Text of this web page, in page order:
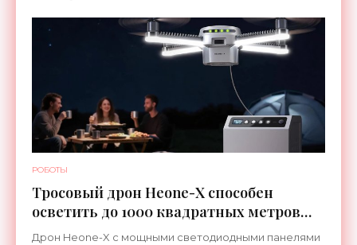
РОБОТЫ
Тросовый дрон Heone-X способен
осветить до 1000 квадратных метров
земли - «Беспилотники»
Дрон Heone-X с мощными светодиодными панелями